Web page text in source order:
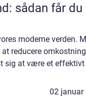
sådan får du
moderne verden.
reducere
sig at være et effektivt
02 januar